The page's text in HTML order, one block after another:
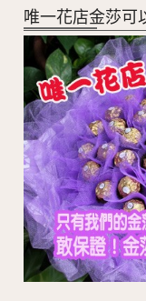
唯一花店金莎可